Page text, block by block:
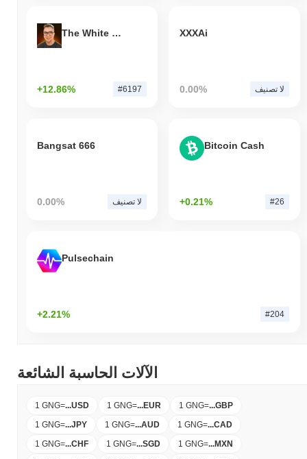
The White Bull
+12.86% #6197
XXXAi
0.00% لا تصنيف
Bangsat 666
0.00% لا تصنيف
Bitcoin Cash
+0.21% #26
Pulsechain
+2.21% #204
الآلات الحاسبة الشائعة
1 GNG=...USD 1 GNG=...EUR 1 GNG=...GBP
1 GNG=...JPY 1 GNG=...AUD 1 GNG=...CAD
1 GNG=...CHF 1 GNG=...SGD 1 GNG=...MXN